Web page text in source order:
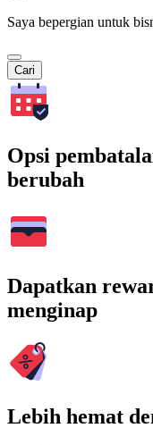
Saya bepergian untuk
Cari
Opsi
berubah
Dapatkan
menginap
Lebih hemat